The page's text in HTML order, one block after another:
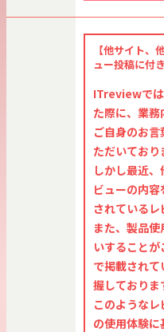
【他サイト、
ュー投稿に付
ITreviewでは
た際に、業
ご自身のお
ただいており
しかし最近
ビューの内
されているレ
また、製品
いすること
で掲載され
握しておりま
このような
の使用体験